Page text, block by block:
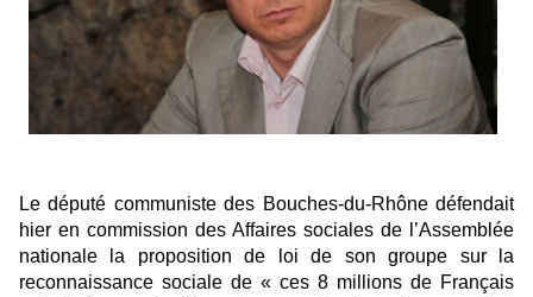
Le député communiste des Bouches-du-Rhône défendait
hier en commission des Affaires sociales de l’Assemblée
nationale la proposition de loi de son groupe sur la
reconnaissance sociale de « ces 8 millions de Français